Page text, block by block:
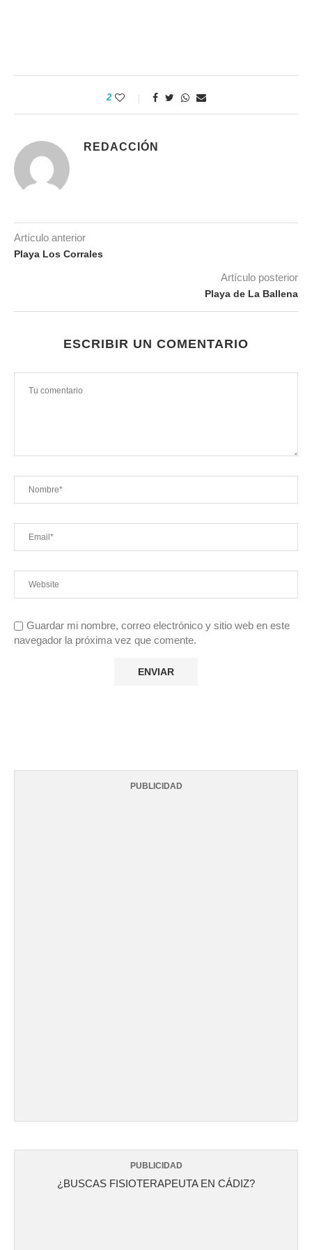
2
REDACCIÓN
Artículo anterior
Playa Los Corrales
Artículo posterior
Playa de La Ballena
ESCRIBIR UN COMENTARIO
Guardar mi nombre, correo electrónico y sitio web en este
navegador la próxima vez que comente.
PUBLICIDAD
PUBLICIDAD
¿BUSCAS FISIOTERAPEUTA EN CÁDIZ?